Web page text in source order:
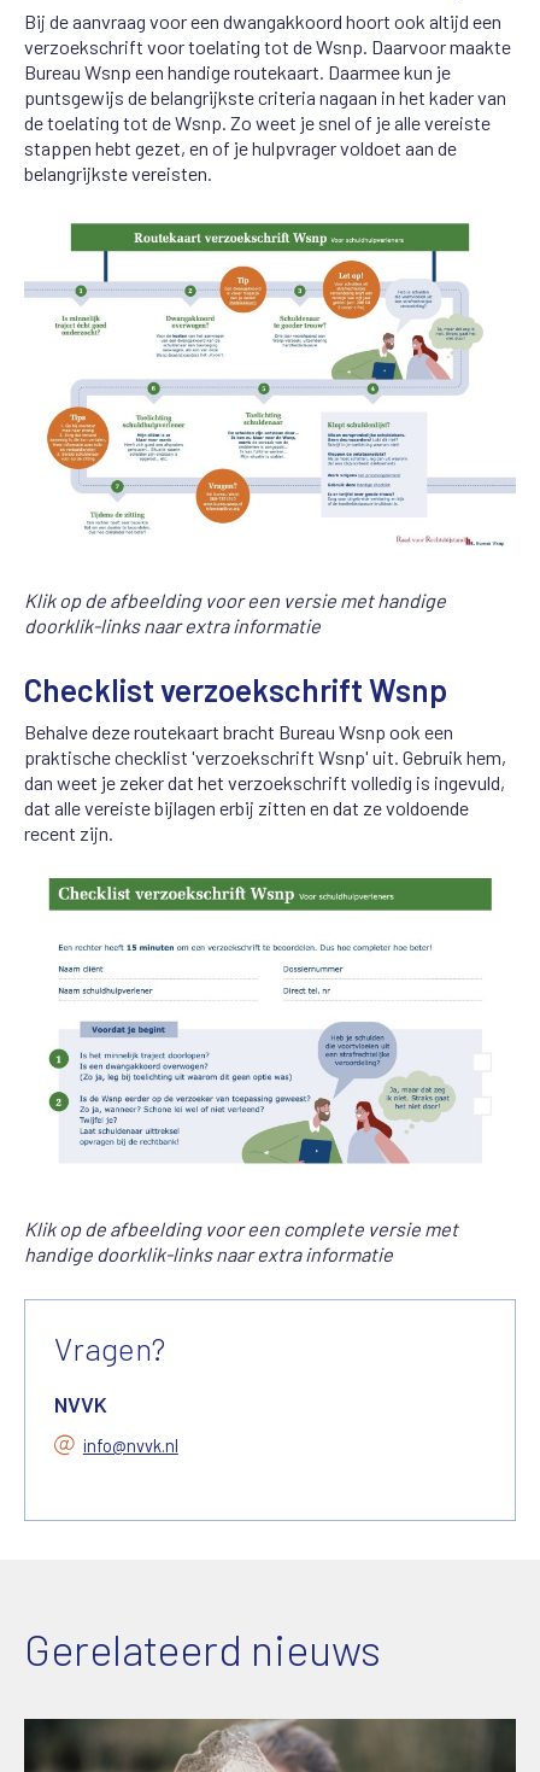
Bij de aanvraag voor een dwangakkoord hoort ook altijd een
verzoekschrift voor toelating tot de Wsnp. Daarvoor maakte
Bureau Wsnp een handige routekaart. Daarmee kun je
puntsgewijs de belangrijkste criteria nagaan in het kader van
de toelating tot de Wsnp. Zo weet je snel of je alle vereiste
stappen hebt gezet, en of je hulpvrager voldoet aan de
belangrijkste vereisten.
Klik op de afbeelding voor een versie met handige
doorklik-links naar extra informatie
Checklist verzoekschrift Wsnp
Behalve deze routekaart bracht Bureau Wsnp ook een
praktische checklist 'verzoekschrift Wsnp' uit. Gebruik hem,
dan weet je zeker dat het verzoekschrift volledig is ingevuld,
dat alle vereiste bijlagen erbij zitten en dat ze voldoende
recent zijn.
Klik op de afbeelding voor een complete versie met
handige doorklik-links naar extra informatie
Vragen?
NVVK
info@nvvk.nl
Gerelateerd nieuws